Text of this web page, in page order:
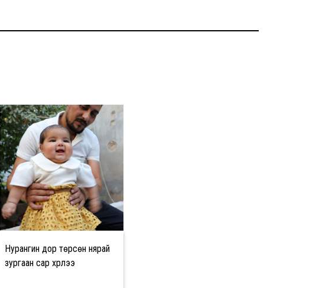
Нурангин дор төрсөн нярай
зургаан сар хүрлээ